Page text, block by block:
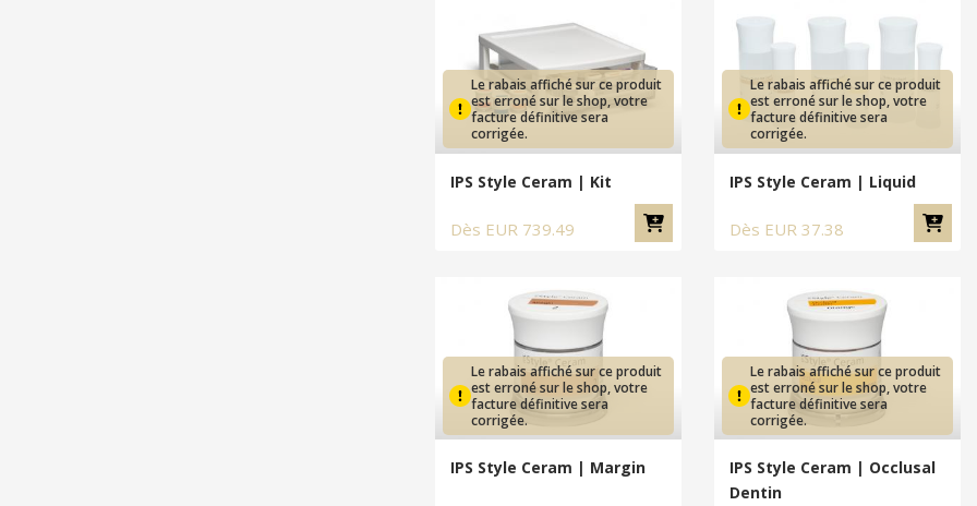
Le rabais affiché sur ce produit
est erroné sur le shop, votre
facture définitive sera
corrigée.
IPS Style Ceram | Kit
Dès EUR 739.49
Le rabais affiché sur ce produit
est erroné sur le shop, votre
facture définitive sera
corrigée.
IPS Style Ceram | Liquid
Dès EUR 37.38
Le rabais affiché sur ce produit
est erroné sur le shop, votre
facture définitive sera
corrigée.
IPS Style Ceram | Margin
Le rabais affiché sur ce produit
est erroné sur le shop, votre
facture définitive sera
corrigée.
IPS Style Ceram | Occlusal
Dentin